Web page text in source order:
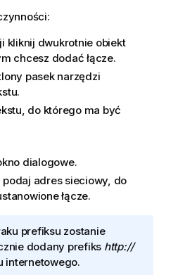
kliknij dwukrotnie obiekt
chcesz dodać łącze.
pasek narzędzi
do którego ma być
dialogowe.
podaj adres sieciowy, do
łącze.
prefiksu zostanie
dodany prefiks http://
internetowego.